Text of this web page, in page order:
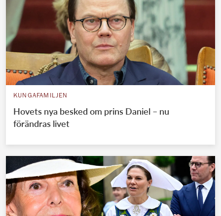
KUNGAFAMILJEN
Hovets nya besked om prins Daniel – nu
förändras livet